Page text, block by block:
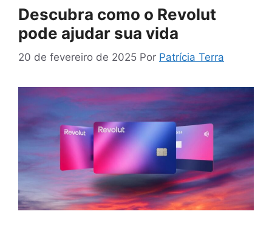
Descubra como o Revolut
pode ajudar sua vida
20 de fevereiro de 2025 Por Patrícia Terra